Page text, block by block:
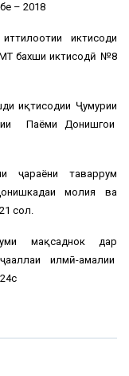
– 2018
иктисоди
бахши иктисодӣ №8
иқтисодии Ҷумҳурии
Паёми Донишгоҳи
ҷараёни таваррум
молия ва
сол.
мақсаднок дар
илмӣ-амалии